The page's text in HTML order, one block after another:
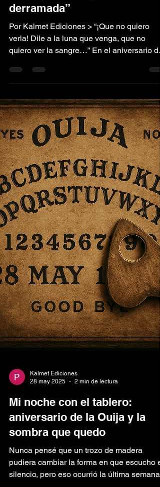
Donde el alma no quiere estar:
Lorca y “La sangre
derramada”
verla! Dile a la luna que venga, que no
quiero ver la sangre…” En el aniversario del
nacimiento de...
Kalmet Ediciones
28 may 2025
2 min de lectura
Mi noche con el tablero:
aniversario de la Ouija y la
sombra que quedo